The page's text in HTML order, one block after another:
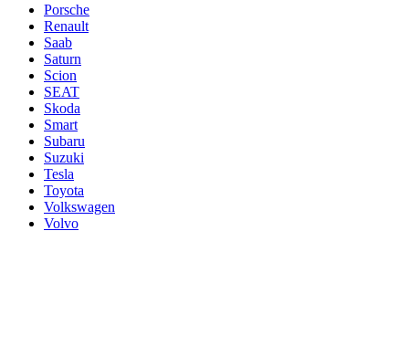
Porsche
Renault
Saab
Saturn
Scion
SEAT
Skoda
Smart
Subaru
Suzuki
Tesla
Toyota
Volkswagen
Volvo